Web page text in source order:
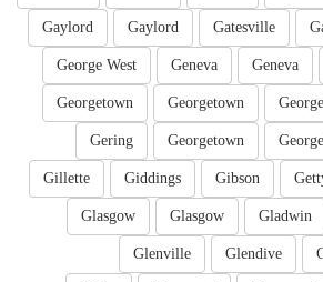
Gatesville
Gaylord
Gaylord
Geneva
Geneva
George West
Georgetown
Georgetown
Georgetown
Gering
Gibson
Giddings
Gillette
Gladwin
Glasgow
Glasgow
Glendive
Glenville